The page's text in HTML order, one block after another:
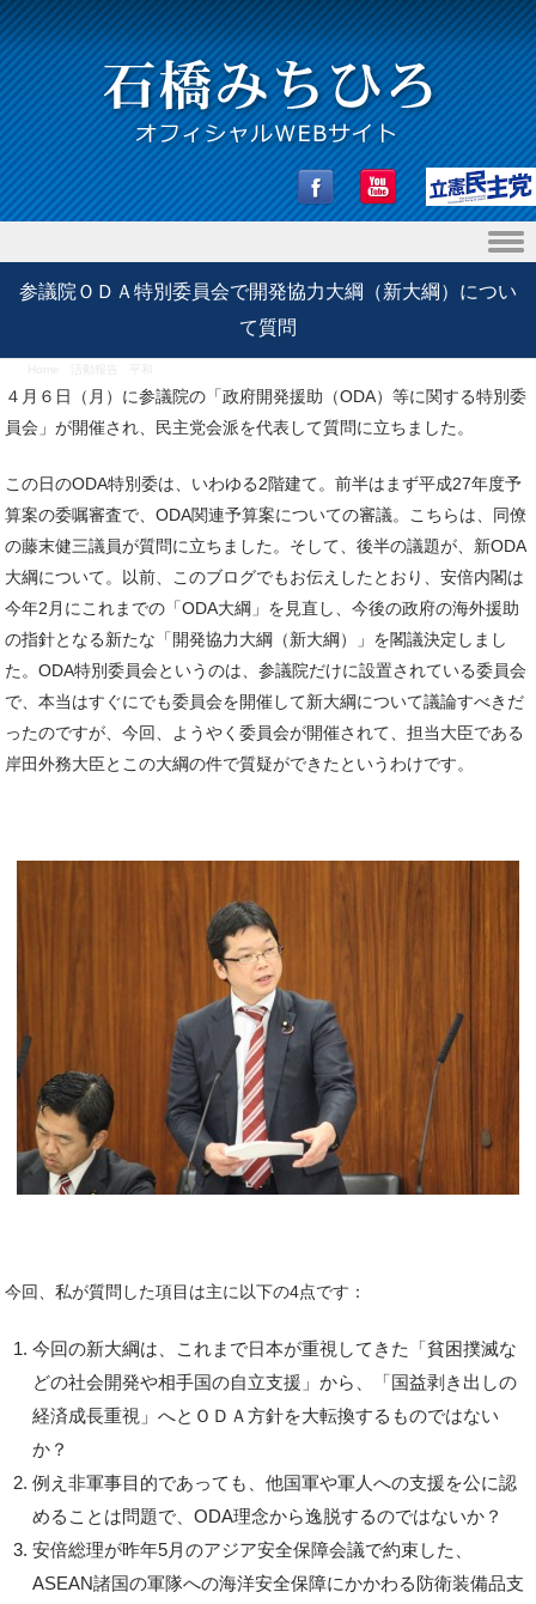
Skip to content
参議院ＯＤＡ特別委員会で開発協力大綱（新大綱）につい
て質問
４月６日（月）に参議院の「政府開発援助（ODA）等に関する特別委
員会」が開催され、民主党会派を代表して質問に立ちました。
この日のODA特別委は、いわゆる2階建て。前半はまず平成27年度予
算案の委嘱審査で、ODA関連予算案についての審議。こちらは、同僚
の藤末健三議員が質問に立ちました。そして、後半の議題が、新ODA
大綱について。以前、このブログでもお伝えしたとおり、安倍内閣は
今年2月にこれまでの「ODA大綱」を見直し、今後の政府の海外援助
の指針となる新たな「開発協力大綱（新大綱）」を閣議決定しまし
た。ODA特別委員会というのは、参議院だけに設置されている委員会
で、本当はすぐにでも委員会を開催して新大綱について議論すべきだ
ったのですが、今回、ようやく委員会が開催されて、担当大臣である
岸田外務大臣とこの大綱の件で質疑ができたというわけです。
今回、私が質問した項目は主に以下の4点です：
今回の新大綱は、これまで日本が重視してきた「貧困撲滅な
どの社会開発や相手国の自立支援」から、「国益剥き出しの
経済成長重視」へとＯＤＡ方針を大転換するものではない
か？
例え非軍事目的であっても、他国軍や軍人への支援を公に認
めることは問題で、ODA理念から逸脱するのではないか？
安倍総理が昨年5月のアジア安全保障会議で約束した、
ASEAN諸国の軍隊への海洋安全保障にかかわる防衛装備品支